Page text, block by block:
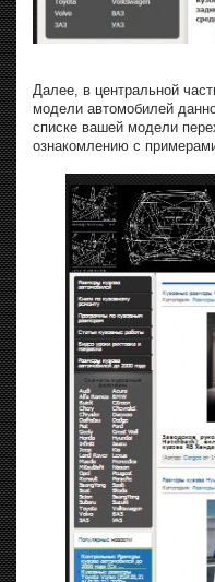
Далее, в центральной
модели автомобилей
списке вашей модели
ознакомлению с